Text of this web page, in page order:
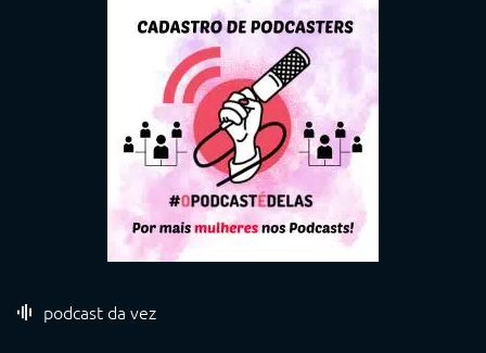
podcast da vez